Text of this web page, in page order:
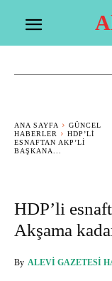
ANA SAYFA
GÜNCEL
HABERLER
HDP’LI
ESNAFTAN AKP’LI
BAŞKANA...
HDP’li
Akşama
By ALEVI GAZETESI